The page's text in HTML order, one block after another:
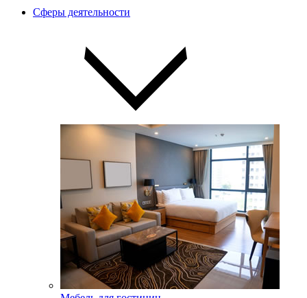
Сферы деятельности